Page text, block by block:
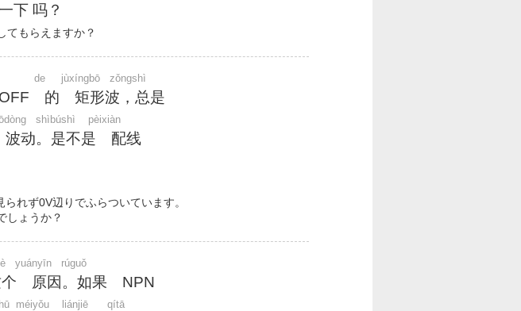
下 吗？
てもらえますか？
de     jùxíngbō   zǒngshì
的 矩形波，总是
shìbúshì    pèixiàn
动。是不是 配线
れず0V辺りでふらついています。
しょうか？
yuányīn   rúguǒ
原因。如果 NPN
méiyǒu    liánjiē      qítā